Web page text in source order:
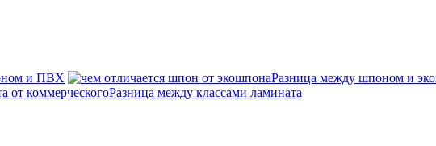
и ПВХ Разница между шпоном и
Разница между классами ламината